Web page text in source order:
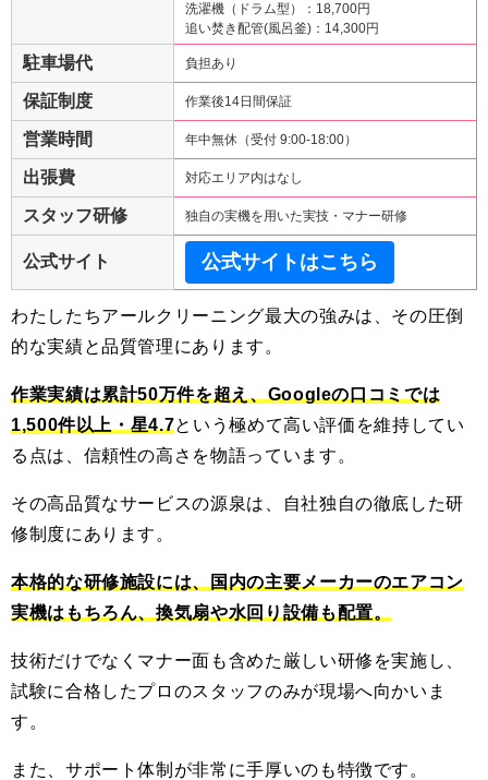
洗濯機（ドラム型）：18,700円
追い焚き配管(風呂釜)：14,300円
駐車場代 負担あり
保証制度 作業後14日間保証
営業時間 年中無休（受付 9:00-18:00）
出張費 対応エリア内はなし
スタッフ研修 独自の実機を用いた実技・マナー研修
公式サイト 公式サイトはこちら
わたしたちアールクリーニング最大の強みは、その圧倒
的な実績と品質管理にあります。
作業実績は累計50万件を超え、Googleの口コミでは
1,500件以上・星4.7という極めて高い評価を維持してい
る点は、信頼性の高さを物語っています。
その高品質なサービスの源泉は、自社独自の徹底した研
修制度にあります。
本格的な研修施設には、国内の主要メーカーのエアコン
実機はもちろん、換気扇や水回り設備も配置。
技術だけでなくマナー面も含めた厳しい研修を実施し、
試験に合格したプロのスタッフのみが現場へ向かいま
す。
また、サポート体制が非常に手厚いのも特徴です。